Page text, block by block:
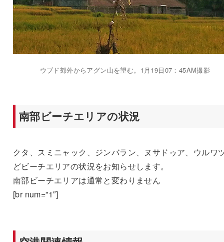
ウブド郊外からアグン山を望む。1月19日07：45AM撮影
南部ビーチエリアの状況
クタ、スミニャック、ジンバラン、ヌサドゥア、ウルワ
どビーチエリアの状況をお知らせします。
南部ビーチエリアは通常と変わりません
[br num=”1″]